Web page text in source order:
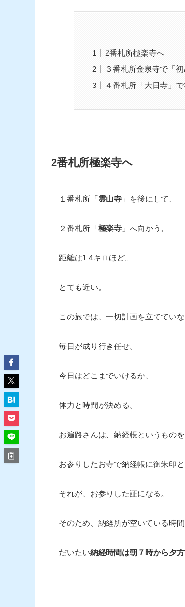
2番札所極楽寺へ
３番札所金泉寺で「
４番札所「大日寺」
2番札所極楽寺へ
１番札所「 霊山寺 」を後にして、
２番札所「 極楽寺 」へ向かう。
距離は1.4キロほど。
とても近い。
この旅では、一切計画を立てていな
毎日が成り行き任せ。
今日はどこまでいけるか、
体力と時間が決める。
お遍路さんは、納経帳というものを
お参りしたお寺で納経帳に御朱印
それが、お参りした証になる。
そのため、納経所が空いている時
だいたい納経時間は朝７時から夕